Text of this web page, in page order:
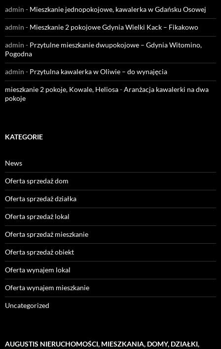
admin - Mieszkanie jednopokojowe, kawalerka w Gdańsku Osowej
admin - Mieszkanie 2 pokojowe Gdynia Wielki Kack – Fikakowo
admin - Przytulne mieszkanie dwupokojowe – Gdynia Witomino,
Pogodna
admin - Przytulna kawalerka w Oliwie – do wynajęcia
mieszkanie 2 pokoje, Kowale, Heliosa-Aranżacja kawalerki na dwa
pokoje
KATEGORIE
News
Oferta sprzedaż dom
Oferta sprzedaż działka
Oferta sprzedaż lokal
Oferta sprzedaż mieszkanie
Oferta sprzedaż obiekt
Oferta wynajem lokal
Oferta wynajem mieszkanie
Uncategorized
AUGUSTIS NIERUCHOMOŚCI, MIESZKANIA, DOMY, DZIAŁKI,